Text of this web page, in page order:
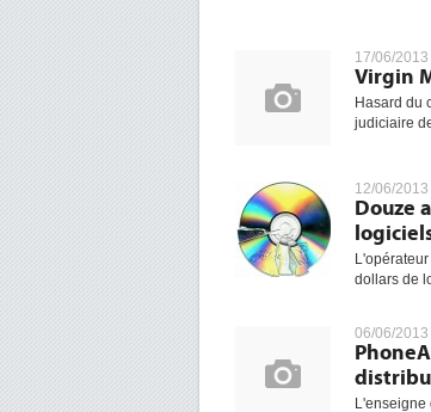
17/06/2013
Virgin
Hasard du
judiciaire
12/06/2013
Douze
dollars de
06/06/2013